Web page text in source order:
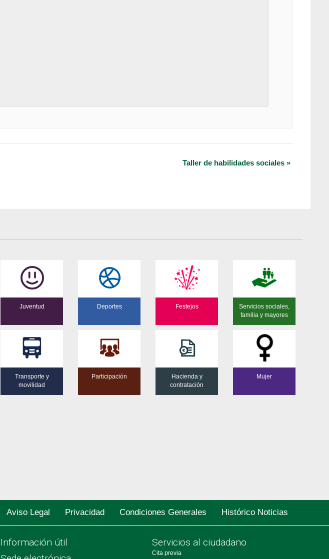
Taller de habilidades sociales »
Juventud Deportes Festejos
Servicios sociales,
familia y mayores
Transporte y
movilidad
Participación
Hacienda y
contratación
Mujer
Aviso Legal Privacidad Condiciones Generales Histórico Noticias
Información útil
Servicios al ciudadano
Cita previa